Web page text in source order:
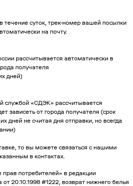
течение суток, трек-номер вашей посылки
на почту.
рассчитывается автоматически в
получателя
дней)
службой «СДЭК» рассчитывается
зависеть от города получателя (срок
дней не считая дня отправки, но всегда
то вы можете связаться с нашими
в контактах.
потребителей» в редакции
20.10.1998 #1222, возврат нижнего белья